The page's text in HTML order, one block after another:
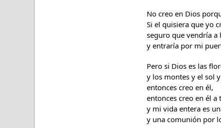
No creo en Dios
Si el quisiera que yo
seguro que vendría
y entraría por mi
Pero si Dios es las
y los montes y el sol
entonces creo en él,
entonces creo en él a
y mi vida entera es
y una comunión por